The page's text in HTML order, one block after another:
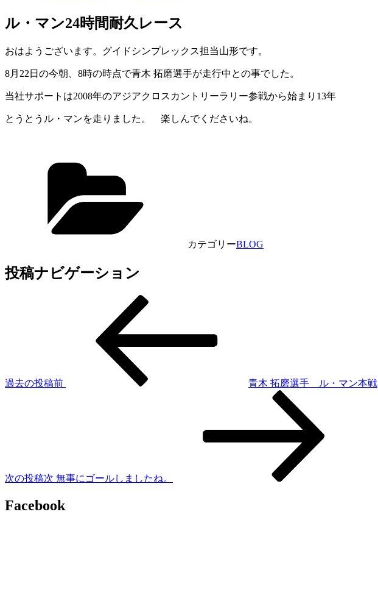
ル・マン24時間耐久レース
おはようございます。グイドシンプレックス担当山形です。
8月22日の今朝、8時の時点で青木 拓磨選手が走行中との事でした。
当社サポートは2008年のアジアクロスカントリーラリー参戦から始まり13年
とうとうル・マンを走りました。 楽しんでくださいね。
カテゴリーBLOG
投稿ナビゲーション
過去の投稿前 青木 拓磨選手 ル・マン本戦
次の投稿次 無事にゴールしましたね。
Facebook